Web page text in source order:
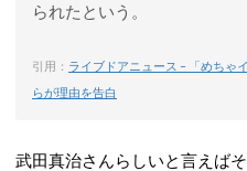
られたという。
引用： ライブドアニュース – 「めちゃ
らが理由を告白
武田真治さんらしいと言えば